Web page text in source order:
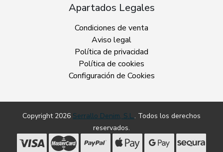
Apartados Legales
Condiciones de venta
Aviso legal
Política de privacidad
Política de cookies
Configuración de Cookies
Copyright 2026 Serrallo Denim, S.L.. Todos los derechos
reservados.